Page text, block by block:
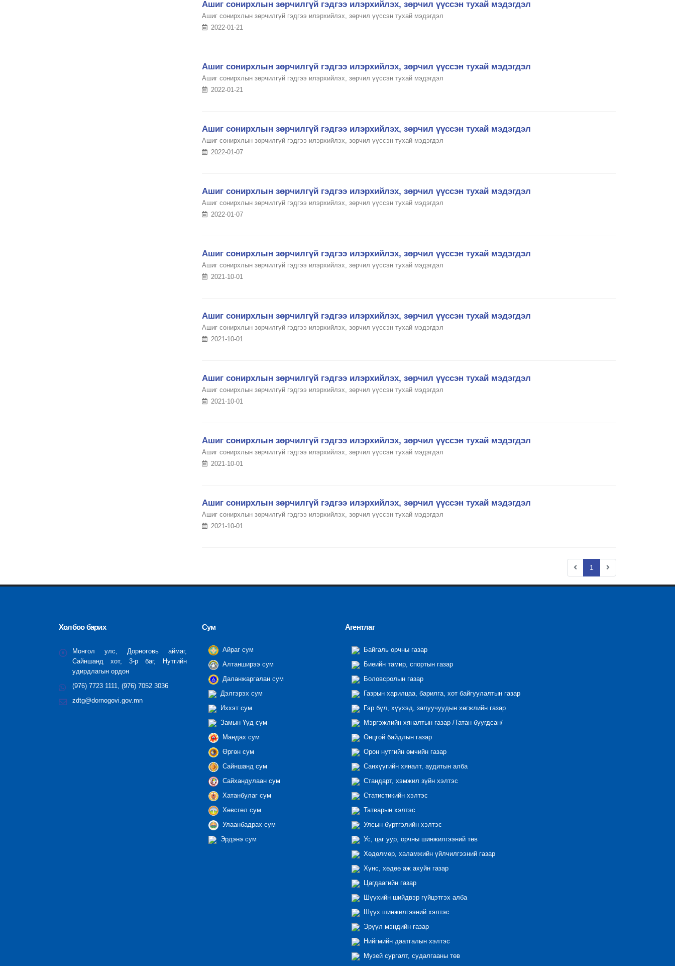
Ашиг сонирхлын зөрчилгүй гэдгээ илэрхийлэх, зөрчил үүссэн тухай мэдэгдэл
Ашиг сонирхлын зөрчилгүй гэдгээ илэрхийлэх, зөрчил үүссэн тухай мэдэгдэл
2022-01-21
Ашиг сонирхлын зөрчилгүй гэдгээ илэрхийлэх, зөрчил үүссэн тухай мэдэгдэл
Ашиг сонирхлын зөрчилгүй гэдгээ илэрхийлэх, зөрчил үүссэн тухай мэдэгдэл
2022-01-21
Ашиг сонирхлын зөрчилгүй гэдгээ илэрхийлэх, зөрчил үүссэн тухай мэдэгдэл
Ашиг сонирхлын зөрчилгүй гэдгээ илэрхийлэх, зөрчил үүссэн тухай мэдэгдэл
2022-01-07
Ашиг сонирхлын зөрчилгүй гэдгээ илэрхийлэх, зөрчил үүссэн тухай мэдэгдэл
Ашиг сонирхлын зөрчилгүй гэдгээ илэрхийлэх, зөрчил үүссэн тухай мэдэгдэл
2022-01-07
Ашиг сонирхлын зөрчилгүй гэдгээ илэрхийлэх, зөрчил үүссэн тухай мэдэгдэл
Ашиг сонирхлын зөрчилгүй гэдгээ илэрхийлэх, зөрчил үүссэн тухай мэдэгдэл
2021-10-01
Ашиг сонирхлын зөрчилгүй гэдгээ илэрхийлэх, зөрчил үүссэн тухай мэдэгдэл
Ашиг сонирхлын зөрчилгүй гэдгээ илэрхийлэх, зөрчил үүссэн тухай мэдэгдэл
2021-10-01
Ашиг сонирхлын зөрчилгүй гэдгээ илэрхийлэх, зөрчил үүссэн тухай мэдэгдэл
Ашиг сонирхлын зөрчилгүй гэдгээ илэрхийлэх, зөрчил үүссэн тухай мэдэгдэл
2021-10-01
Ашиг сонирхлын зөрчилгүй гэдгээ илэрхийлэх, зөрчил үүссэн тухай мэдэгдэл
Ашиг сонирхлын зөрчилгүй гэдгээ илэрхийлэх, зөрчил үүссэн тухай мэдэгдэл
2021-10-01
Ашиг сонирхлын зөрчилгүй гэдгээ илэрхийлэх, зөрчил үүссэн тухай мэдэгдэл
Ашиг сонирхлын зөрчилгүй гэдгээ илэрхийлэх, зөрчил үүссэн тухай мэдэгдэл
2021-10-01
1
Холбоо барих
Монгол улс, Дорноговь аймаг,
Сайншанд хот, 3-р баг, Нутгийн
удирдлагын ордон
(976) 7723 1111, (976) 7052 3036
zdtg@dornogovi.gov.mn
Сум
Айраг сум
Алтанширээ сум
Даланжаргалан сум
Дэлгэрэх сум
Иххэт сум
Замын-Үүд сум
Мандах сум
Өргөн сум
Сайншанд сум
Сайхандулаан сум
Хатанбулаг сум
Хөвсгөл сум
Улаанбадрах сум
Эрдэнэ сум
Агентлаг
Байгаль орчны газар
Биеийн тамир, спортын газар
Боловсролын газар
Газрын харилцаа, барилга, хот байгуулалтын газар
Гэр бүл, хүүхэд, залуучуудын хөгжлийн газар
Мэргэжлийн хяналтын газар /Татан буугдсан/
Онцгой байдлын газар
Орон нутгийн өмчийн газар
Санхүүгийн хяналт, аудитын алба
Стандарт, хэмжил зүйн хэлтэс
Статистикийн хэлтэс
Татварын хэлтэс
Улсын бүртгэлийн хэлтэс
Ус, цаг уур, орчны шинжилгээний төв
Хөдөлмөр, халамжийн үйлчилгээний газар
Хүнс, хөдөө аж ахуйн газар
Цагдаагийн газар
Шүүхийн шийдвэр гүйцэтгэх алба
Шүүх шинжилгээний хэлтэс
Эрүүл мэндийн газар
Нийгмийн даатгалын хэлтэс
Музей сургалт, судалгааны төв